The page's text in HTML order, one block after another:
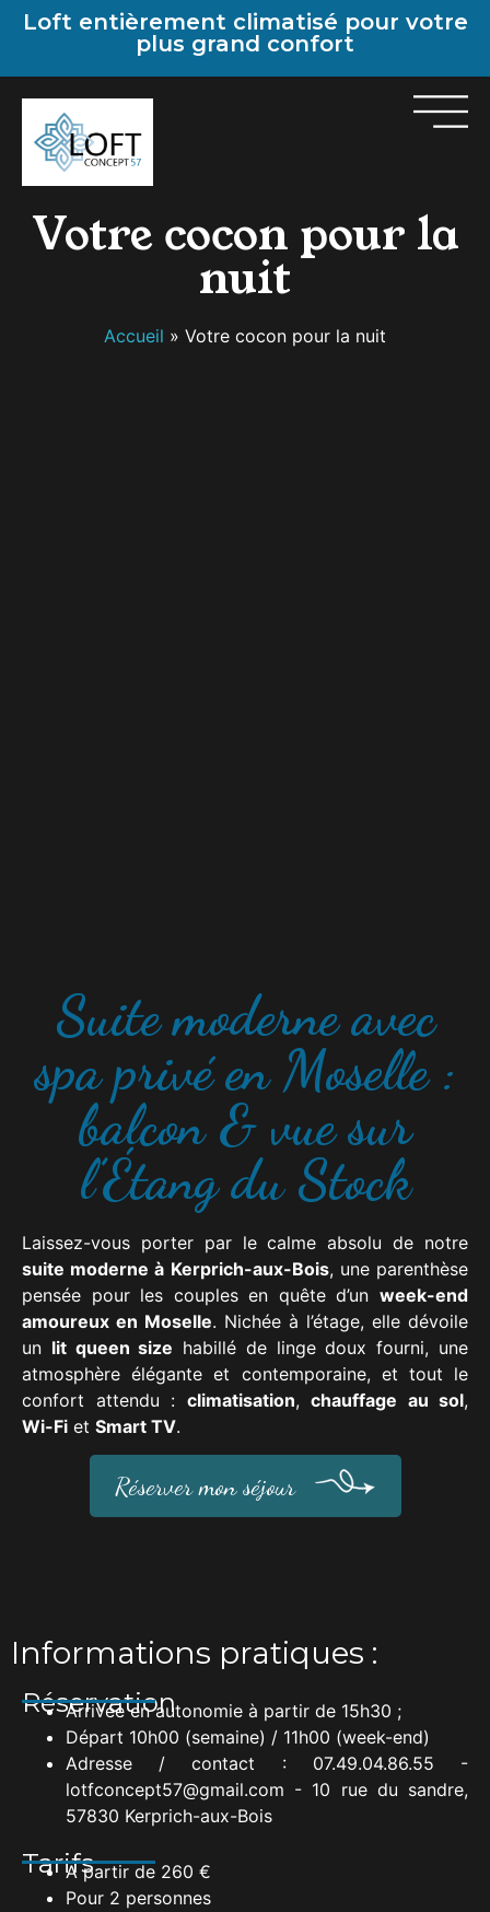
Loft entièrement climatisé pour votre
plus grand confort
Votre cocon pour la
nuit
Accueil » Votre cocon pour la nuit
Suite moderne avec
spa privé en Moselle :
balcon & vue sur
l’Étang du Stock
Laissez-vous porter par le calme absolu de notre
suite moderne à Kerprich-aux-Bois, une parenthèse
pensée pour les couples en quête d’un week-end
amoureux en Moselle. Nichée à l’étage, elle dévoile
un lit queen size habillé de linge doux fourni, une
atmosphère élégante et contemporaine, et tout le
confort attendu : climatisation, chauffage au sol,
Wi-Fi et Smart TV.
Réserver mon séjour
Informations pratiques :
Réservation
Arrivée en autonomie à partir de 15h30 ;
Départ 10h00 (semaine) / 11h00 (week-end)
Adresse / contact : 07.49.04.86.55 -
lotfconcept57@gmail.com - 10 rue du sandre,
57830 Kerprich-aux-Bois
TarifsA partir de 260 €
Pour 2 personnes
Panneau de gestion des cookies